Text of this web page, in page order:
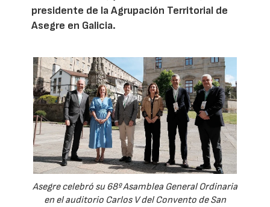
presidente de la Agrupación Territorial de
Asegre en Galicia.
Asegre celebró su 68º Asamblea General Ordinaria
en el auditorio Carlos V del Convento de San